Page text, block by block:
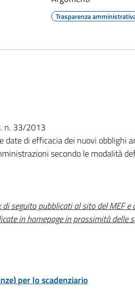
Trasparenza
n. 33/2013
date di efficacia dei nuovi obblighi
secondo le modalità
seguito pubblicati al sito del MEF e
in homepage in prossimità delle
per lo scadenziario